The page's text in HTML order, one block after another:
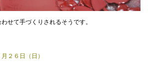
せて手づくりされるそうです。
２６日（日）